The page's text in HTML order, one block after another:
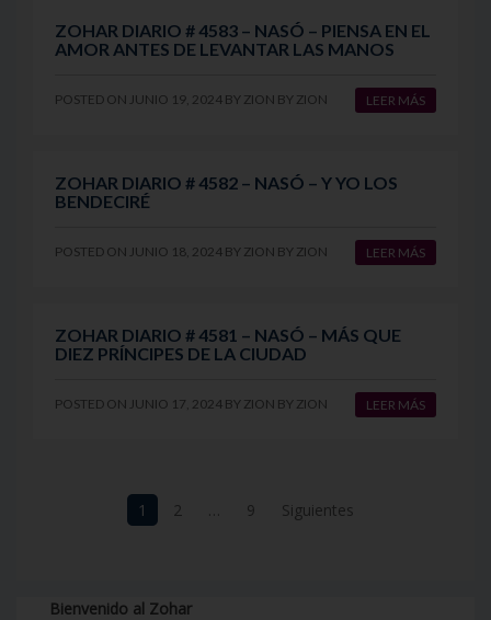
ZOHAR DIARIO # 4583 – NASÓ – PIENSA EN EL
AMOR ANTES DE LEVANTAR LAS MANOS
POSTED ON JUNIO 19, 2024 BY ZION BY ZION LEER MÁS
ZOHAR DIARIO # 4582 – NASÓ – Y YO LOS
BENDECIRÉ
POSTED ON JUNIO 18, 2024 BY ZION BY ZION LEER MÁS
ZOHAR DIARIO # 4581 – NASÓ – MÁS QUE
DIEZ PRÍNCIPES DE LA CIUDAD
POSTED ON JUNIO 17, 2024 BY ZION BY ZION LEER MÁS
Navegación
1 2 … 9 Siguientes
Bienvenido al Zohar